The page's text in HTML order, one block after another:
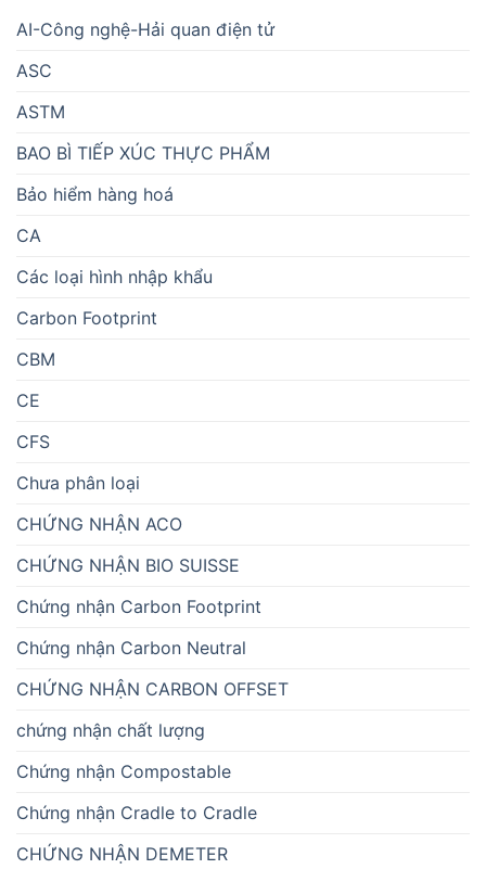
AI-Công nghệ-Hải quan điện tử
ASC
ASTM
BAO BÌ TIẾP XÚC THỰC PHẨM
Bảo hiểm hàng hoá
CA
Các loại hình nhập khẩu
Carbon Footprint
CBM
CE
CFS
Chưa phân loại
CHỨNG NHẬN ACO
CHỨNG NHẬN BIO SUISSE
Chứng nhận Carbon Footprint
Chứng nhận Carbon Neutral
CHỨNG NHẬN CARBON OFFSET
chứng nhận chất lượng
Chứng nhận Compostable
Chứng nhận Cradle to Cradle
CHỨNG NHẬN DEMETER